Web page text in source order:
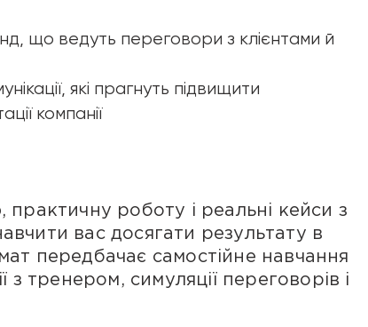
що ведуть переговори з клієнтами й
які прагнуть підвищити
компанії
практичну роботу і реальні кейси з
вас досягати результату в
передбачає самостійне навчання
з тренером, симуляції переговорів і